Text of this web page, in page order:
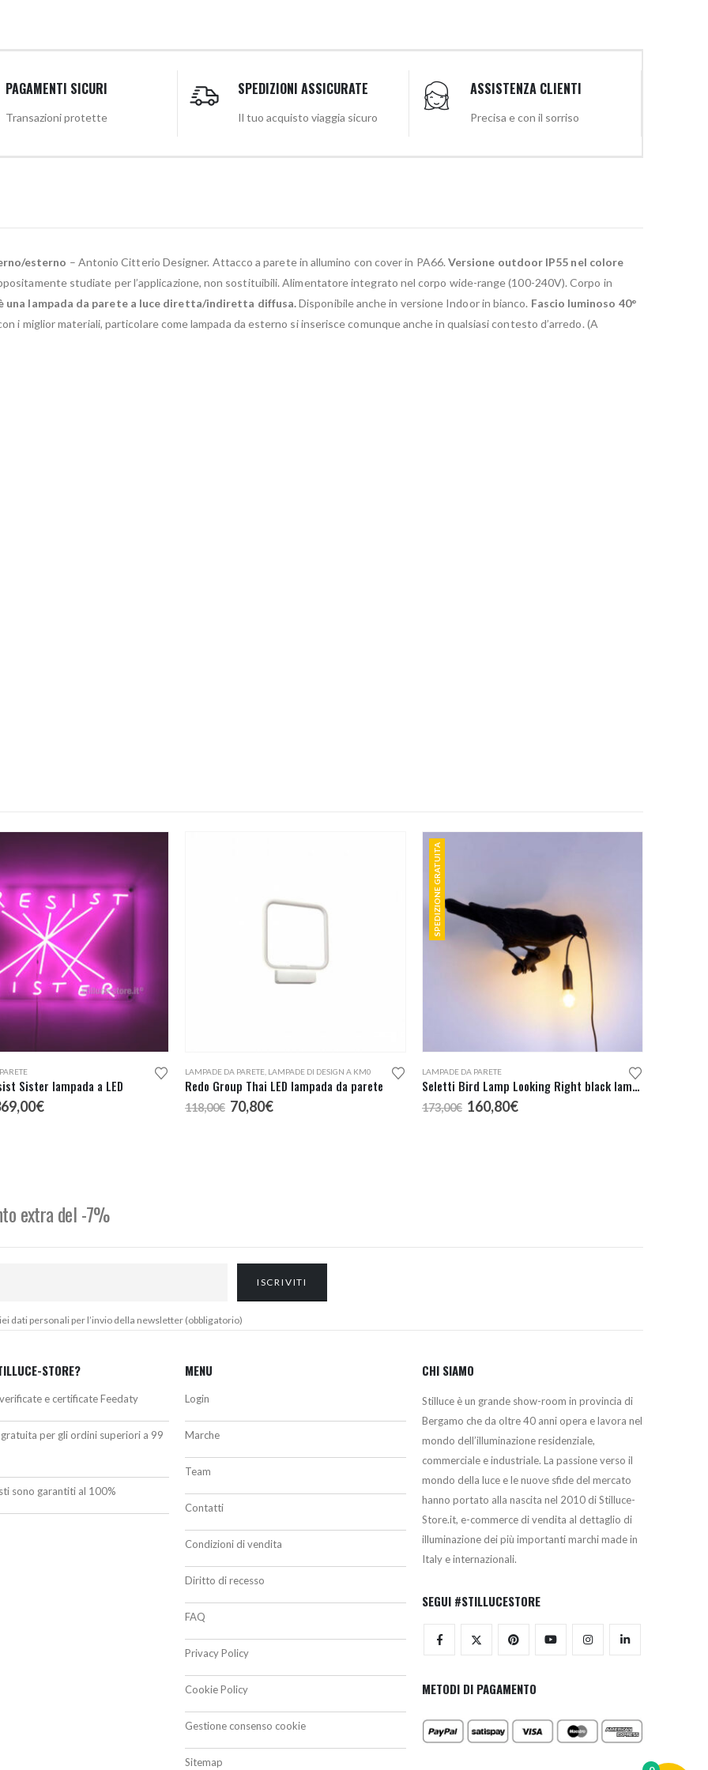
PAGAMENTI SICURI
Transazioni protette
SPEDIZIONI ASSICURATE
Il tuo acquisto viaggia sicuro
ASSISTENZA CLIENTI
Precisa e con il sorriso
esterno – Antonio Citterio Designer. Attacco a parete in allumino con cover in PA66. Versione outdoor IP55 nel colore
studiate per l’applicazione, non sostituibili. Alimentatore integrato nel corpo wide-range (100-240V). Corpo in
una lampada da parete a luce diretta/indiretta diffusa.Disponibile anche in versione Indoor in bianco. Fascio luminoso 40°
i miglior materiali, particolare come lampada da esterno si inserisce comunque anche in qualsiasi contesto d’arredo. (A
Sister lampada a LED
prezzo
€Il
LAMPADE DA PARETE LAMPADE DI DESIGN A KM0
Redo Group Thai LED lampada da parete
118,00€ Il
prezzo
70,80€Il
SPEDIZIONE GRATUITA
LAMPADE DA PARETE
Seletti Bird Lamp Looking Right black lampada da parete
173,00€ Il
prezzo
160,80€Il
extra del -7%
dati personali per l’invio della newsletter (obbligatorio)
STORE?
e certificate Feedaty
per gli ordini superiori a 99
sono garantiti al 100%
MENU
Login
Marche
Team
Contatti
Condizioni di vendita
Diritto di recesso
FAQ
Privacy Policy
Cookie Policy
Gestione consenso cookie
Sitemap
CHI SIAMO
Stilluce è un grande show-room in provincia di
Bergamo che da oltre 40 anni opera e lavora nel
mondo dell’illuminazione residenziale,
commerciale e industriale. La passione verso il
mondo della luce e le nuove sfide del mercato
hanno portato alla nascita nel 2010 di Stilluce-
Store.it, e-commerce di vendita al dettaglio di
illuminazione dei più importanti marchi made in
Italy e internazionali.
SEGUI #STILLUCESTORE
METODI DI PAGAMENTO